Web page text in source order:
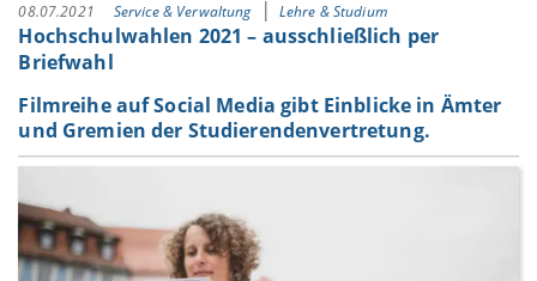
08.07.2021 Service & Verwaltung Lehre & Studium
Hochschulwahlen 2021 – ausschließlich per
Briefwahl
Filmreihe auf Social Media gibt Einblicke in Ämter
und Gremien der Studierendenvertretung.